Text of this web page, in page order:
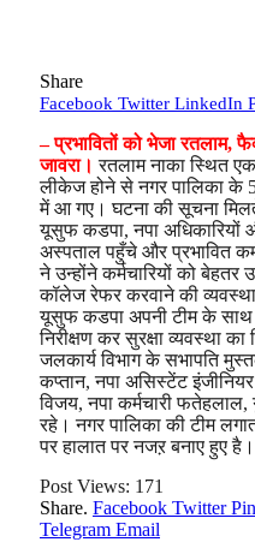
Share
Facebook Twitter LinkedIn
– प्रभावितों को भेजा रतलाम,
जावरा। रतलाम नाका स्थित
लीकेज होने से नगर पालिका के
में आ गए। घटना की सूचना मिलते
यूसुफ कडपा, नपा अधिकारियों
अस्पताल पहुँचे और प्रभावित
ने उन्होंने कर्मचारियों को
कॉलेज रेफर करवाने की
यूसुफ कडपा अपनी टीम के
निरीक्षण कर सुरक्षा व्यवस्था
जलकार्य विभाग के सभापति
कप्तान, नपा असिस्टेंट
विजय, नपा कर्मचारी फतेहलाल,
रहे। नगर पालिका की टीम
पर हालात पर नजऱ बनाए हुए है।
Post Views: 171
Share. Facebook Twitter
Telegram Email